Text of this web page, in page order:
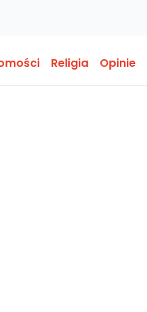
Religia Opinie